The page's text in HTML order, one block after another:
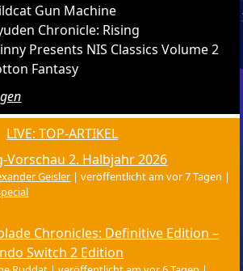
Gun Machine
Chronicle: Rising
Presents NIS Classics Volume 2
Fantasy
LIVE: TOP-ARTIKEL
Vorschau 2. Halbjahr 2026
Geisler |veröffentlicht am vor 7 Tagen |
Chronicles: Definitive Edition –
Switch 2 Edition